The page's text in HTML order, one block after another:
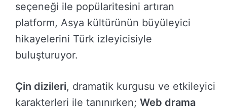
seçeneği ile popülaritesini artıran
platform, Asya kültürünün büyüleyici
hikayelerini Türk izleyicisiyle
buluşturuyor.
Çin dizileri, dramatik kurgusu ve etkileyici
karakterleri ile tanınırken; Web drama